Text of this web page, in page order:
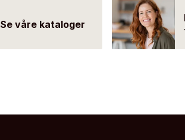
Se våre kataloger